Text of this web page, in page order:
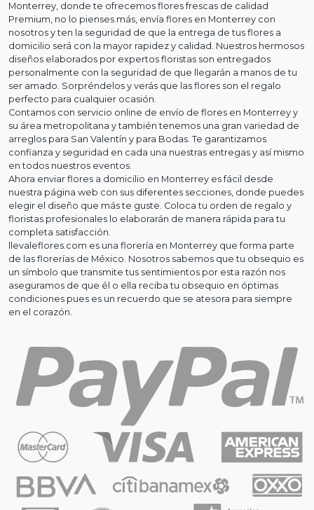
Monterrey, donde te ofrecemos flores frescas de calidad
Premium, no lo pienses más, envía flores en Monterrey con
nosotros y ten la seguridad de que la entrega de tus flores a
domicilio será con la mayor rapidez y calidad. Nuestros hermosos
diseños elaborados por expertos floristas son entregados
personalmente con la seguridad de que llegarán a manos de tu
ser amado. Sorpréndelos y verás que las flores son el regalo
perfecto para cualquier ocasión.
Contamos con servicio online de envío de flores en Monterrey y
su área metropolitana y también tenemos una gran variedad de
arreglos para San Valentín y para Bodas. Te garantizamos
confianza y seguridad en cada una nuestras entregas y así mismo
en todos nuestros eventos.
Ahora enviar flores a domicilio en Monterrey es fácil desde
nuestra página web con sus diferentes secciones, donde puedes
elegir el diseño que más te guste. Coloca tu orden de regalo y
floristas profesionales lo elaborarán de manera rápida para tu
completa satisfacción.
llevaleflores.com es una florería en Monterrey que forma parte
de las florerías de México. Nosotros sabemos que tu obsequio es
un símbolo que transmite tus sentimientos por esta razón nos
aseguramos de que él o ella reciba tu obsequio en óptimas
condiciones pues es un recuerdo que se atesora para siempre
en el corazón.